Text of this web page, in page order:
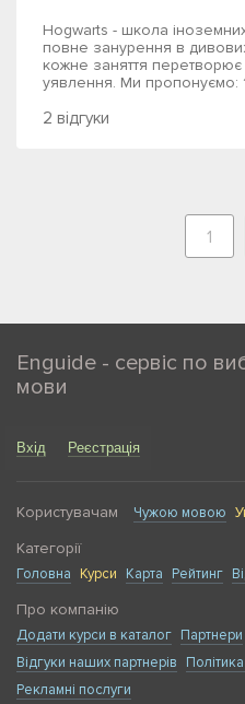
Hogwarts - школа
повне занурення в
кожне заняття перетворює
уявлення. Ми пропонуємо:
2 відгуки
1
Enguide - сервіс по
мови
Вхід Реєстрація
Користувачам Чужою мовою
Категорії
Головна Курси Карта Рейтинг
Про компанію
Додати курси в каталог Партнери
Відгуки наших партнерів
Рекламні послуги